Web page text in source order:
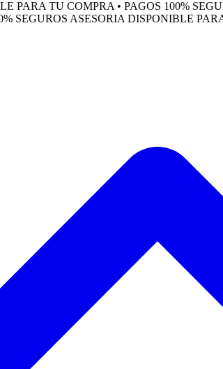
TU COMPRA • PAGOS 100% SEGUROS
ASESORIA DISPONIBLE PARA TU